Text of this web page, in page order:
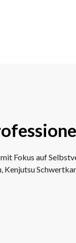
Fokus auf
Kenjutsu